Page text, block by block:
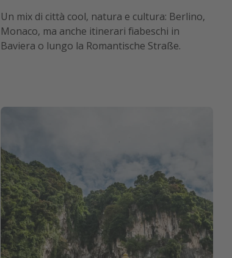
Un mix di città cool, natura e cultura: Berlino,
Monaco, ma anche itinerari fiabeschi in
Baviera o lungo la Romantische Straße.